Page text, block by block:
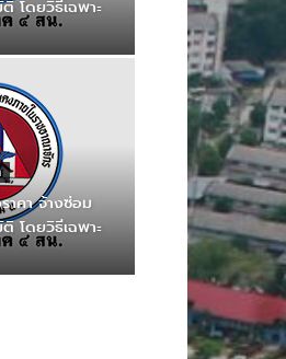
โดยวิธีเฉพาะ
าคา จ้างซ่อม
โดยวิธีเฉพาะ